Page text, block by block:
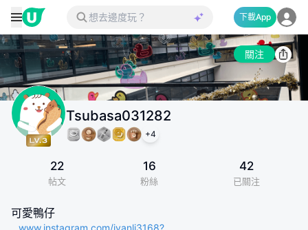
下載App
關注
Tsubasa031282
+4
22
帖文
16
粉絲
42
已關注
可愛鴨仔
www.instagram.com/ivanli3168?